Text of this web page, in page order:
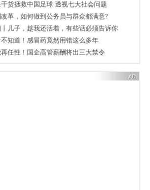
育遇短板 寒门还能出贵子吗？
拘，媒体为何非要扯上那英
悔吓坏谁 妻子爱虚荣，官员易腐败?
少“佳洁士”广告在诱人上当受骗
员“身边人”不再是配角？